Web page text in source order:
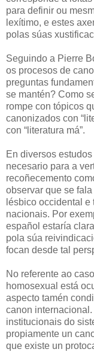
para definir ou
lexítimo, e estes
polas súas
Seguindo a Pierre
os procesos de
preguntas
se mantén? Como
rompe con tópicos
canonizados con
con “literatura má”.
En diversos
necesario para a
recoñecemento
observar que se
lésbico occidental
nacionais. Por
español estaría
pola súa
focan desde tal
No referente ao
homosexual está
aspecto tamén
canon
institucionais do
propiamente un
que existe un